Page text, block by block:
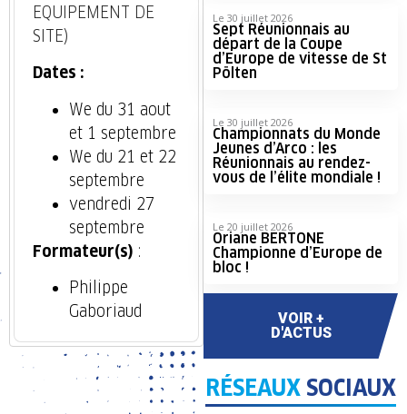
EQUIPEMENT DE
SITE)
Dates :
We du 31 aout
et 1 septembre
We du 21 et 22
septembre
vendredi 27
septembre
Formateur(s) :
Philippe
Gaboriaud
Le 30 juillet 2026
Sept Réunionnais au
départ de la Coupe
d’Europe de vitesse de St
Pölten
Le 30 juillet 2026
Championnats du Monde
Jeunes d’Arco : les
Réunionnais au rendez-
vous de l’élite mondiale !
Le 20 juillet 2026
Oriane BERTONE
Championne d’Europe de
bloc !
VOIR +
D'ACTUS
RÉSEAUX SOCIAUX